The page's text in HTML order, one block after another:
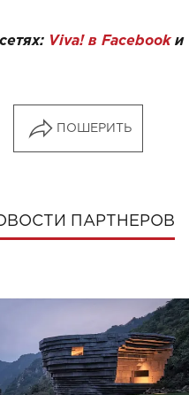
Viva! в Facebookи
ПОШЕРИТЬ
ПАРТНЕРОВ